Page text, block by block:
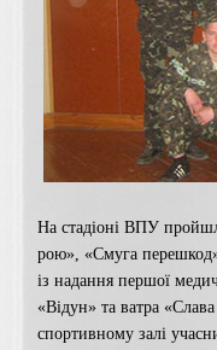
На стадіоні ВПУ
рою», «Смуга
із надання першої
«Відун» та ватра
спортивному залі